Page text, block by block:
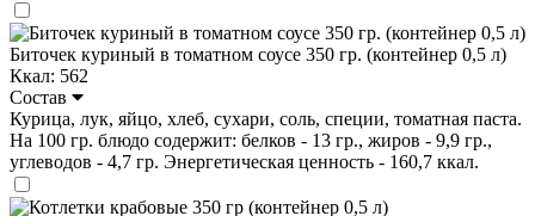
Биточек куриный в томатном соусе 350 гр. (контейнер 0,5 л)
Ккал: 562
Состав
Курица, лук, яйцо, хлеб, сухари, соль, специи, томатная паста.
На 100 гр. блюдо содержит: белков - 13 гр., жиров - 9,9 гр.,
углеводов - 4,7 гр. Энергетическая ценность - 160,7 ккал.